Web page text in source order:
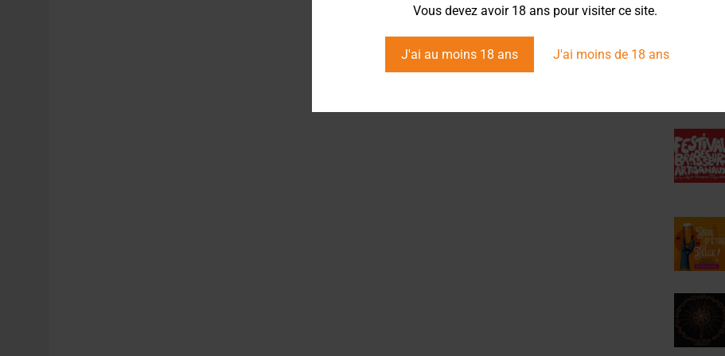
Vous devez avoir 18 ans pour visiter ce site.
J'ai au moins 18 ans J'ai moins de 18 ans